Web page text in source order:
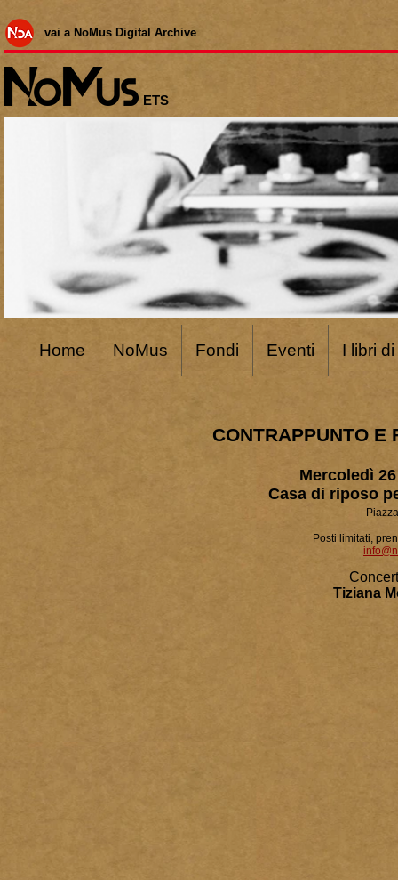
Home NoMus Fondi Eventi I libri
vai a NoMus Digital Archive
ETS
CONTRAPPUNTO E
Mercoledì
Casa di riposo
Posti limitati,
Tiziana